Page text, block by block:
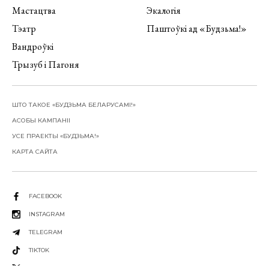
Мастацтва
Тэатр
Вандроўкі
Трызуб і Пагоня
Экалогія
Паштоўкі ад «Будзьма!»
ШТО ТАКОЕ «БУДЗЬМА БЕЛАРУСАМІ!»
АСОБЫ КАМПАНІІ
УСЕ ПРАЕКТЫ «БУДЗЬМА!»
КАРТА САЙТА
FACEBOOK
INSTAGRAM
TELEGRAM
TIKTOK